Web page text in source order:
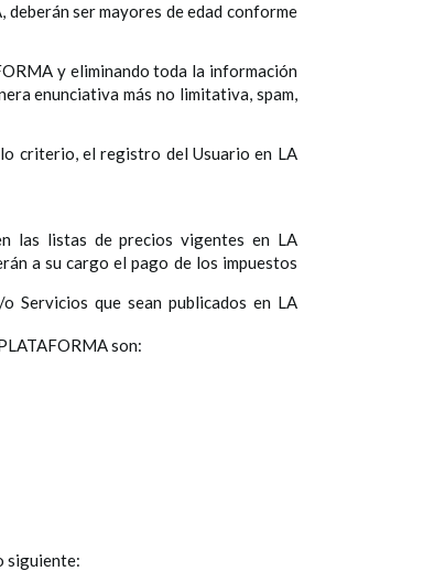
ser mayores de edad conforme
y eliminando toda la información
enunciativa más no limitativa, spam,
criterio, el registro del Usuario en LA
las listas de precios vigentes en LA
a su cargo el pago de los impuestos
Servicios que sean publicados en LA
son:
siguiente: